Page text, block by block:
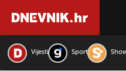
Vijesti Sport
PRETRAŽITE VIJESTI